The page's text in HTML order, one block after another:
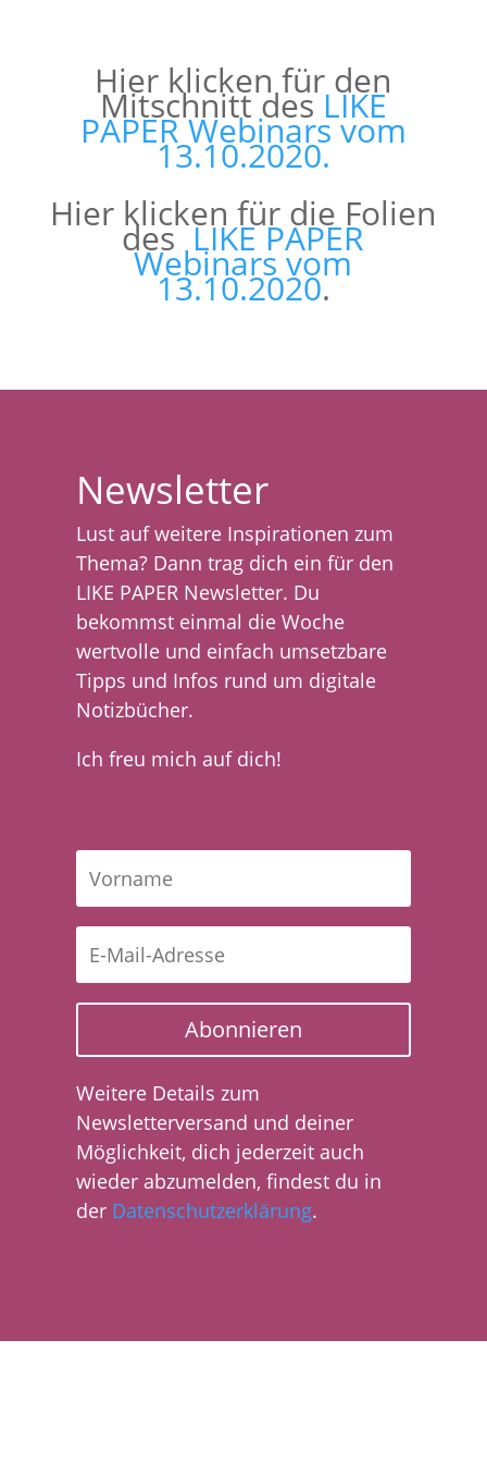
Hier klicken für den
Mitschnitt desLIKE
PAPER Webinars vom
13.10.2020.
Hier klicken für die Folien
desLIKE PAPER
Webinars vom
13.10.2020.
Newsletter
Lust auf weitere Inspirationen zum
Thema? Dann trag dich ein für den
LIKE PAPER Newsletter. Du
bekommst einmal die Woche
wertvolle und einfach umsetzbare
Tipps und Infos rund um digitale
Notizbücher.
Ich freu mich auf dich!
Abonnieren
Weitere Details zum
Newsletterversand und deiner
Möglichkeit, dich jederzeit auch
wieder abzumelden, findest du in
der Datenschutzerklärung.